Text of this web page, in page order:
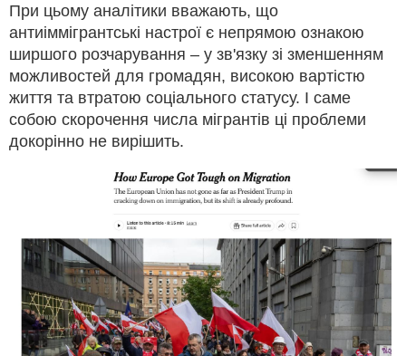
При цьому аналітики вважають, що
антиіммігрантські настрої є непрямою ознакою
ширшого розчарування – у зв'язку зі зменшенням
можливостей для громадян, високою вартістю
життя та втратою соціального статусу. І саме
собою скорочення числа мігрантів ці проблеми
докорінно не вирішить.